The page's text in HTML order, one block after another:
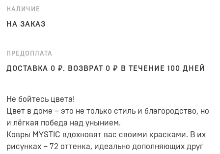
НАЛИЧИЕ
НА ЗАКАЗ
ПРЕДОПЛАТА
ДОСТАВКА 0 ₽. ВОЗВРАТ 0 ₽ В ТЕЧЕНИЕ 100 ДНЕЙ
Не бойтесь цвета!
Цвет в доме – это не только стиль и благородство, но
и лёгкая победа над унынием.
Ковры MYSTIC вдохновят вас своими красками. В их
рисунках – 72 оттенка, идеально дополняющих друг